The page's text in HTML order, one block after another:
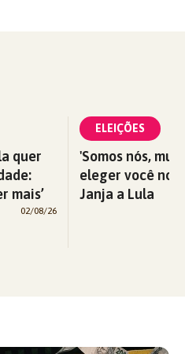
quer
mais’
02/08/26
ELEIÇÕES
'Somos nós,
eleger você
Janja a Lula